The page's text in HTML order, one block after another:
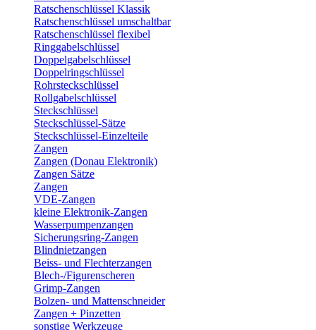
Ratschenschlüssel Klassik
Ratschenschlüssel umschaltbar
Ratschenschlüssel flexibel
Ringgabelschlüssel
Doppelgabelschlüssel
Doppelringschlüssel
Rohrsteckschlüssel
Rollgabelschlüssel
Steckschlüssel
Steckschlüssel-Sätze
Steckschlüssel-Einzelteile
Zangen
Zangen (Donau Elektronik)
Zangen Sätze
Zangen
VDE-Zangen
kleine Elektronik-Zangen
Wasserpumpenzangen
Sicherungsring-Zangen
Blindnietzangen
Beiss- und Flechterzangen
Blech-/Figurenscheren
Grimp-Zangen
Bolzen- und Mattenschneider
Zangen + Pinzetten
sonstige Werkzeuge